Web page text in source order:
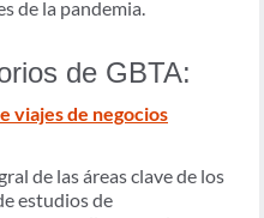
de la pandemia.
de GBTA:
viajes de negocios
de las áreas clave de los
estudios de